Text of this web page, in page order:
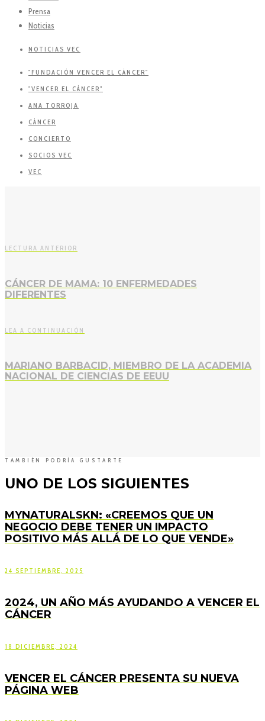
Prensa
Noticias
NOTICIAS VEC
"FUNDACIÓN VENCER EL CÁNCER"
"VENCER EL CÁNCER"
ANA TORROJA
CÁNCER
CONCIERTO
SOCIOS VEC
VEC
LECTURA ANTERIOR
CÁNCER DE MAMA: 10 ENFERMEDADES
DIFERENTES
LEA A CONTINUACIÓN
MARIANO BARBACID, MIEMBRO DE LA ACADEMIA
NACIONAL DE CIENCIAS DE EEUU
TAMBIÉN PODRÍA GUSTARTE
UNO DE LOS SIGUIENTES
MYNATURALSKN: «CREEMOS QUE UN
NEGOCIO DEBE TENER UN IMPACTO
POSITIVO MÁS ALLÁ DE LO QUE VENDE»
24 SEPTIEMBRE, 2025
2024, UN AÑO MÁS AYUDANDO A VENCER EL
CÁNCER
18 DICIEMBRE, 2024
VENCER EL CÁNCER PRESENTA SU NUEVA
PÁGINA WEB